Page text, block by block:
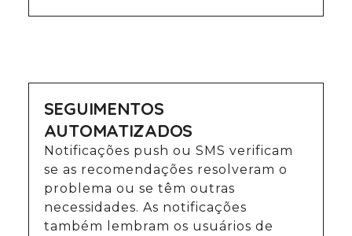
SEGUIMENTOS
AUTOMATIZADOS
Notificações push ou SMS verificam
se as recomendações resolveram o
problema ou se têm outras
necessidades. As notificações
também lembram os usuários de